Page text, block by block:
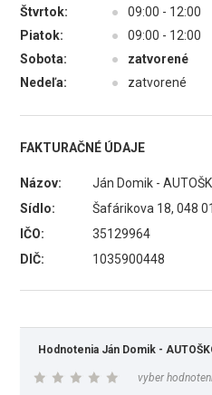
Štvrtok:
●
09:00 - 12:00
Piatok:
●
09:00 - 12:00
Sobota:
●
zatvorené
Nedeľa:
● zatvorené
FAKTURAČNÉ ÚDAJE
Názov:
Ján Domik -
Sídlo:
Šafárikova 18, 048
IČO:
35129964
DIČ:
1035900448
vyber